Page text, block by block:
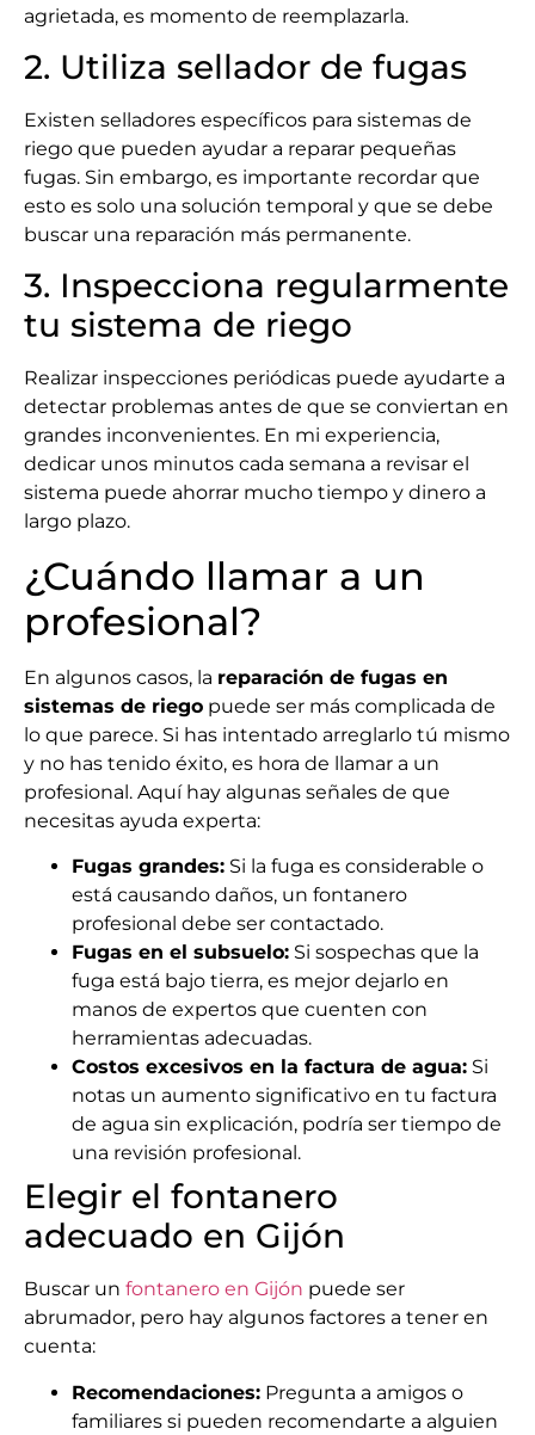
agrietada, es momento de reemplazarla.
2. Utiliza sellador de fugas
Existen selladores específicos para sistemas de
riego que pueden ayudar a reparar pequeñas
fugas. Sin embargo, es importante recordar que
esto es solo una solución temporal y que se debe
buscar una reparación más permanente.
3. Inspecciona regularmente
tu sistema de riego
Realizar inspecciones periódicas puede ayudarte a
detectar problemas antes de que se conviertan en
grandes inconvenientes. En mi experiencia,
dedicar unos minutos cada semana a revisar el
sistema puede ahorrar mucho tiempo y dinero a
largo plazo.
¿Cuándo llamar a un
profesional?
En algunos casos, la reparación de fugas en
sistemas de riego puede ser más complicada de
lo que parece. Si has intentado arreglarlo tú mismo
y no has tenido éxito, es hora de llamar a un
profesional. Aquí hay algunas señales de que
necesitas ayuda experta:
Fugas grandes: Si la fuga es considerable o
está causando daños, un fontanero
profesional debe ser contactado.
Fugas en el subsuelo: Si sospechas que la
fuga está bajo tierra, es mejor dejarlo en
manos de expertos que cuenten con
herramientas adecuadas.
Costos excesivos en la factura de agua: Si
notas un aumento significativo en tu factura
de agua sin explicación, podría ser tiempo de
una revisión profesional.
Elegir el fontanero
adecuado en Gijón
Buscar un fontanero en Gijón puede ser
abrumador, pero hay algunos factores a tener en
cuenta:
Recomendaciones: Pregunta a amigos o
familiares si pueden recomendarte a alguien